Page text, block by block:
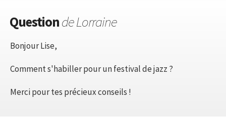
Questionde Lorraine
Bonjour Lise,
Comment s'habiller pour un festival de jazz ?
Merci pour tes précieux conseils !